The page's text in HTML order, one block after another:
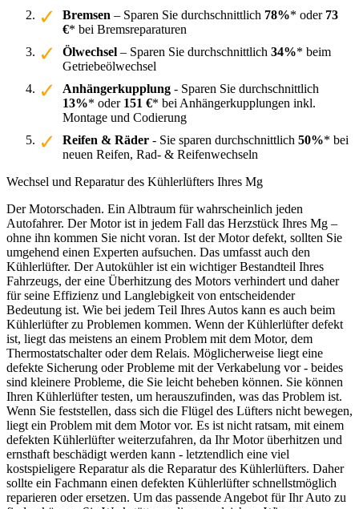
Bremsen – Sparen Sie durchschnittlich 78%* oder 73
€* bei Bremsreparaturen
Ölwechsel – Sparen Sie durchschnittlich 34%* beim
Getriebeölwechsel
Anhängerkupplung - Sparen Sie durchschnittlich
13%* oder 151 €* bei Anhängerkupplungen inkl.
Montage und Codierung
Reifen & Räder - Sie sparen durchschnittlich 50%* bei
neuen Reifen, Rad- & Reifenwechseln
Wechsel und Reparatur des Kühlerlüfters Ihres Mg
Der Motorschaden. Ein Albtraum für wahrscheinlich jeden
Autofahrer. Der Motor ist in jedem Fall das Herzstück Ihres Mg –
ohne ihn kommen Sie nicht voran. Ist der Motor defekt, sollten Sie
umgehend einen Experten aufsuchen. Das umfasst auch den
Kühlerlüfter. Der Autokühler ist ein wichtiger Bestandteil Ihres
Fahrzeugs, der eine Überhitzung des Motors verhindert und daher
für seine Effizienz und Langlebigkeit von entscheidender
Bedeutung ist. Wie bei jedem Teil Ihres Autos kann es auch beim
Kühlerlüfter zu Problemen kommen. Wenn der Kühlerlüfter defekt
ist, liegt das meistens an einem Problem mit dem Motor, dem
Thermostatschalter oder dem Relais. Möglicherweise liegt eine
defekte Sicherung oder Probleme mit der Verkabelung vor - beides
sind kleinere Probleme, die Sie leicht beheben können. Sie können
Ihren Kühlerlüfter testen, um herauszufinden, was das Problem ist.
Wenn Sie feststellen, dass sich die Flügel des Lüfters nicht bewegen,
liegt ein Problem mit dem Motor vor. Es ist nicht ratsam, mit einem
defekten Kühlerlüfter weiterzufahren, da Ihr Motor überhitzen und
ernsthaft beschädigt werden kann - letztendlich eine viel
kostspieligere Reparatur als die Reparatur des Kühlerlüfters. Daher
sollte ein Fachmann einen defekten Kühlerlüfter schnellstmöglich
reparieren oder ersetzen. Um das passende Angebot für Ihr Auto zu